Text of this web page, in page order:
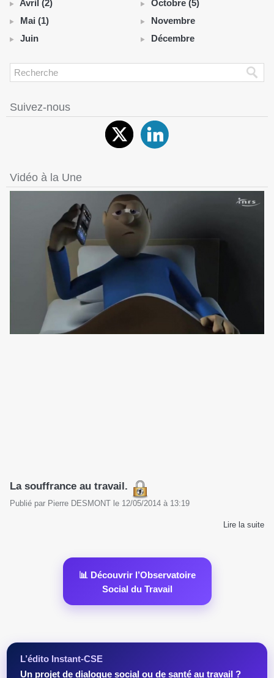
Avril (2)
Mai (1)
Juin
Octobre (5)
Novembre
Décembre
Suivez-nous
Vidéo à la Une
La souffrance au travail.
Publié par Pierre DESMONT le 12/05/2014 à 13:19
Lire la suite
📊 Découvrir l’Observatoire
Social du Travail
L’édito Instant-CSE
Un projet de dialogue social ou de santé au travail ?